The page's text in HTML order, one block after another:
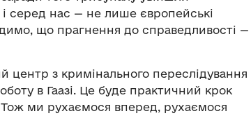
серед нас — не лише європейські
що прагнення до справедливості —
центр з кримінального переслідування
в Гаазі. Це буде практичний крок
Тож ми рухаємося вперед, рухаємося